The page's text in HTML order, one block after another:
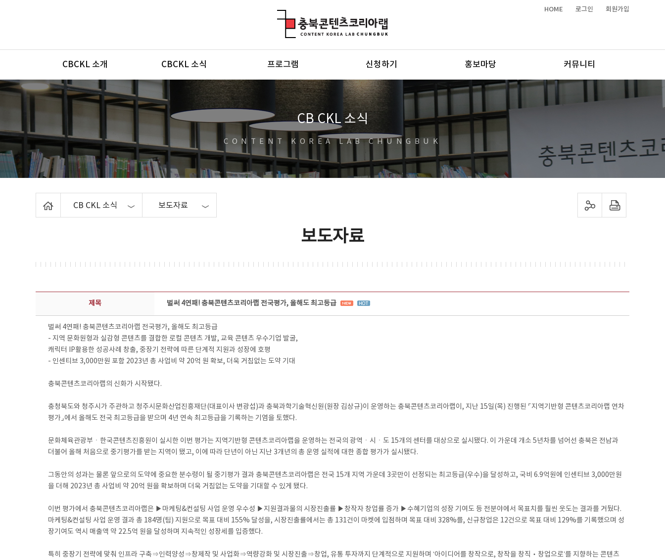
HOME 로그인 회원가입
메뉴
CBCKL 소개 CBCKL 소식 프로그램 신청하기 홍보마당 커뮤니티
CB CKL 소식
CONTENT KOREA LAB CHUNGBUK
CB CKL 소식 보도자료 sns 공유하기 프린트하기
보도자료
보도자료 상세보기 - 제목, 담당부서, 담당자, 담당연락처, 내용, 첨부파일 정보 제공
제목 벌써 4연패! 충북콘텐츠코리아랩 전국평가, 올해도 최고등급
벌써 4연패! 충북콘텐츠코리아랩 전국평가, 올해도 최고등급
- 지역 문화원형과 실감형 콘텐츠를 결합한 로컬 콘텐츠 개발, 교육 콘텐츠 우수기업 발굴,
캐릭터 IP활용한 성공사례 창출, 중장기 전략에 따른 단계적 지원과 성장에 호평
- 인센티브 3,000만원 포함 2023년 총 사업비 약 20억 원 확보, 더욱 거침없는 도약 기대
충북콘텐츠코리아랩의 신화가 시작됐다.
충청북도와 청주시가 주관하고 청주시문화산업진흥재단(대표이사 변광섭)과 충북과학기술혁신원(원장 김상규)이 운영하는 충북콘텐츠코리아랩이, 지난 15일(목) 진행된 ⌜지역기반형 콘텐츠코리아랩 연차
평가⌟에서 올해도 전국 최고등급을 받으며 4년 연속 최고등급을 기록하는 기염을 토했다.
문화체육관광부ㆍ한국콘텐츠진흥원이 실시한 이번 평가는 지역기반형 콘텐츠코리아랩을 운영하는 전국의 광역ㆍ시ㆍ도 15개의 센터를 대상으로 실시됐다. 이 가운데 개소 5년차를 넘어선 충북은 전남과
더불어 올해 처음으로 중기평가를 받는 지역이 됐고, 이에 따라 단년이 아닌 지난 3개년의 총 운영 실적에 대한 종합 평가가 실시됐다.
그동안의 성과는 물론 앞으로의 도약에 중요한 분수령이 될 중기평가 결과 충북콘텐츠코리아랩은 전국 15개 지역 가운데 3곳만이 선정되는 최고등급(우수)을 달성하고, 국비 6.9억원에 인센티브 3,000만원
을 더해 2023년 총 사업비 약 20억 원을 확보하며 더욱 거침없는 도약을 기대할 수 있게 됐다.
이번 평가에서 충북콘텐츠코리아랩은 ▶마케팅&컨설팅 사업 운영 우수성 ▶지원결과물의 시장진출률 ▶창작자 창업률 증가 ▶수혜기업의 성장 기여도 등 전분야에서 목표치를 훨씬 웃도는 결과를 거뒀다.
마케팅&컨설팅 사업 운영 결과 총 184명(팀) 지원으로 목표 대비 155% 달성을, 시장진출률에서는 총 131건이 마켓에 입점하며 목표 대비 328%를, 신규창업은 12건으로 목표 대비 129%를 기록했으며 성
장기여도 역시 매출액 약 22.5억 원을 달성하며 지속적인 성장세를 입증했다.
특히 중장기 전략에 맞춰 인프라 구축⇒인력양성⇒창제작 및 사업화⇒역량강화 및 시장진출⇒창업, 유통 투자까지 단계적으로 지원하며 ‘아이디어를 창작으로, 창작을 창직‧창업으로’를 지향하는 콘텐츠